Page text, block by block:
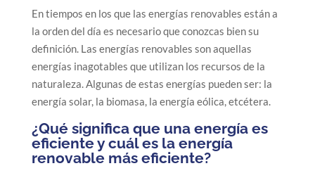
En tiempos en los que las energías renovables están a
la orden del día es necesario que conozcas bien su
definición. Las energías renovables son aquellas
energías inagotables que utilizan los recursos de la
naturaleza. Algunas de estas energías pueden ser: la
energía solar, la biomasa, la energía eólica, etcétera.
¿Qué significa que una energía es
eficiente y cuál es la energía
renovable más eficiente?